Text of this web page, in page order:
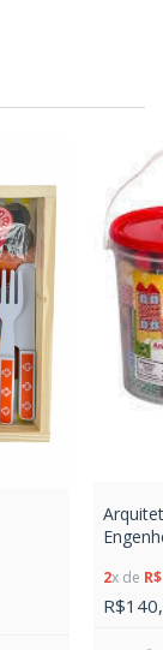
2x de